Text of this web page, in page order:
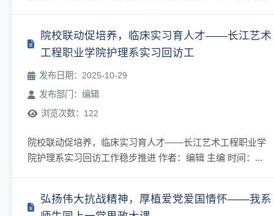
院校联动促培养，临床实习育人才——长江艺术
工程职业学院护理系实习回访工
发布日期：2025-10-29
发布部门：编辑
浏览次数：122
院校联动促培养，临床实习育人才——长江艺术工程职业学
院护理系实习回访工作稳步推进 作者：编辑 主编 时间：...
弘扬伟大抗战精神，厚植爱党爱国情怀——我系